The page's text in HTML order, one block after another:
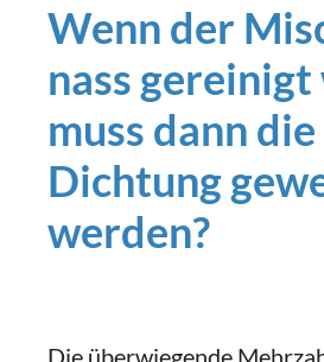
Wenn der
nass
muss dann die
Dichtung
werden?
Die überwiegende